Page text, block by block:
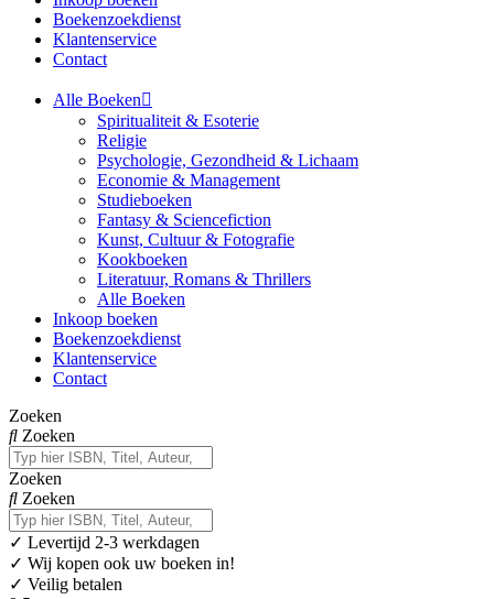
Boekenzoekdienst
Klantenservice
Contact
Alle Boeken
Spiritualiteit & Esoterie
Religie
Psychologie, Gezondheid & Lichaam
Economie & Management
Studieboeken
Fantasy & Sciencefiction
Kunst, Cultuur & Fotografie
Kookboeken
Literatuur, Romans & Thrillers
Alle Boeken
Inkoop boeken
Boekenzoekdienst
Klantenservice
Contact
Zoeken
Zoeken
Zoeken
Zoeken
✓ Levertijd 2-3 werkdagen
✓ Wij kopen ook uw boeken in!
✓ Veilig betalen